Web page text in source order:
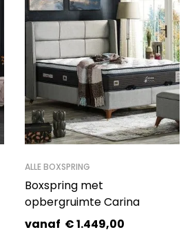
ALLE BOXSPRING
Boxspring met
opbergruimte Carina
vanaf €1.449,00